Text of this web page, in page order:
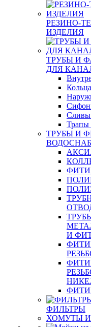
РЕЗИНО-
ИЗДЕЛИЯ
ТРУБЫ И
ДЛЯ
Сливы
Трапы
ТРУБЫ И
И
ФИЛЬТРЫ
ХОМУТЫ И